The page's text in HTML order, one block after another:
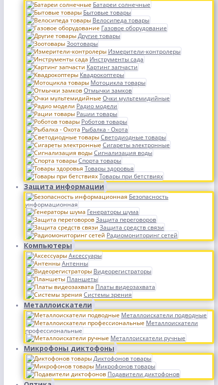
Батареи солнечные
Бытовые товары
Велосипеда товары
Газовое оборудование
Другие товары
Зоотовары
Измерители-контролеры
Инструменты сада
Картинг запчасти
Квадрокоптеры
Мотоцикла товары
Отмычки замков
Очки мультемидийные
Радио модели
Рации товары
Роботов товары
Рыбалка - Охота
Светодиодные товары
Сигареты электронные
Сигнализация воды
Спорта товары
Товары здоровья
Товары при бетствиях
Защита информации
Безопасность
информационная
Генераторы шума
Защита переговоров
Защита средств связи
Радиомониторинг сетей
Компьютеры
Аксессуары
Антенны
Видеорегистраторы
Планшеты
Платы видеозахвата
Системы зрения
Металлоискатели
Металлоискатели подводные
Металлоискатели
профессиональные
Металлоискатели ручные
Микрофоны диктофоны
Диктофонов товары
Микрофонов товары
Подавители диктофонов